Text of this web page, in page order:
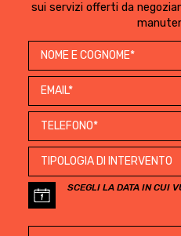
sui servizi offerti da
SCEGLI LA DATA IN CUI